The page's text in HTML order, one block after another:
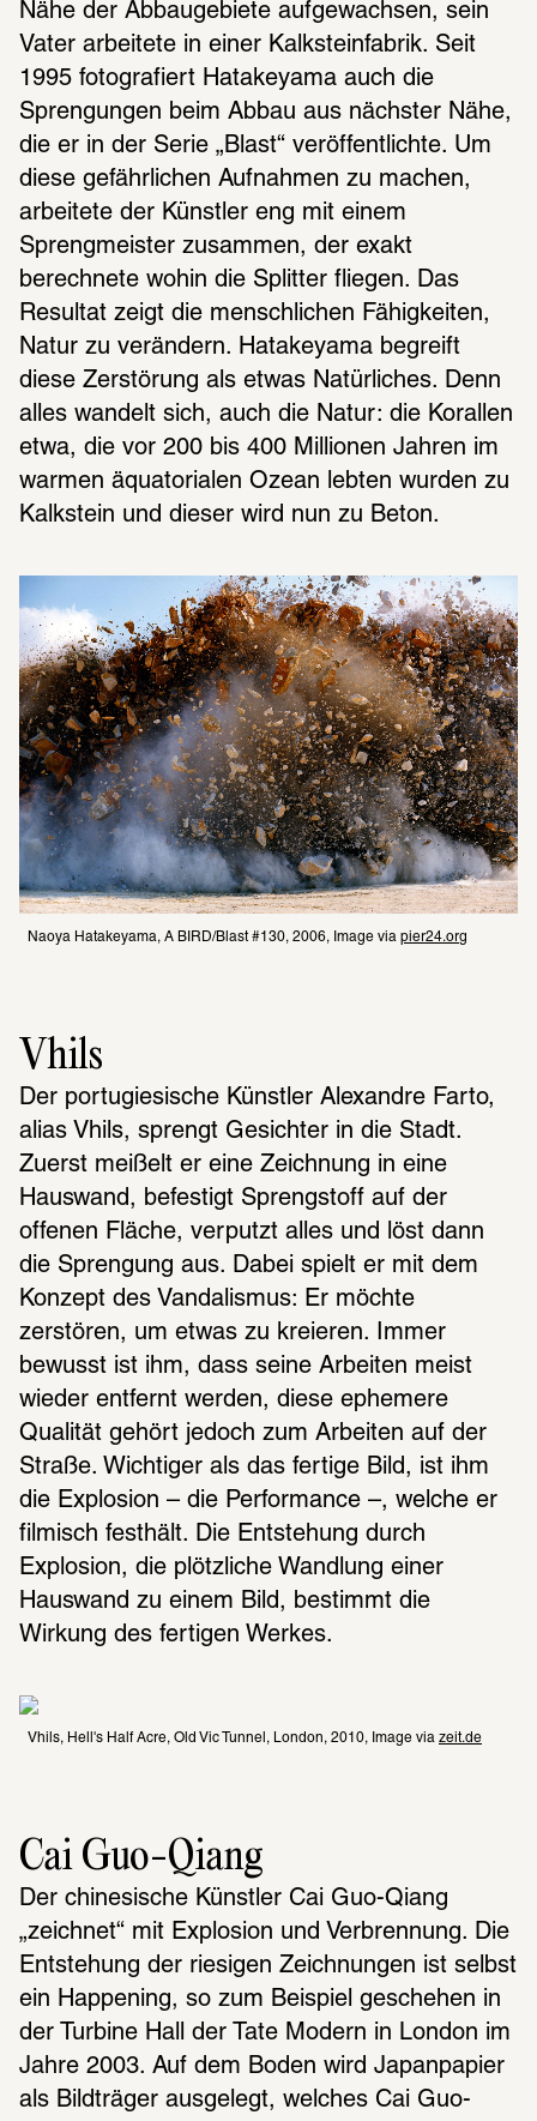
Nähe der Abbaugebiete aufgewachsen, sein
Vater arbeitete in einer Kalksteinfabrik. Seit
1995 fotografiert Hatakeyama auch die
Sprengungen beim Abbau aus nächster Nähe,
die er in der Serie „Blast“ veröffentlichte. Um
diese gefährlichen Aufnahmen zu machen,
arbeitete der Künstler eng mit einem
Sprengmeister zusammen, der exakt
berechnete wohin die Splitter fliegen. Das
Resultat zeigt die menschlichen Fähigkeiten,
Natur zu verändern. Hatakeyama begreift
diese Zerstörung als etwas Natürliches. Denn
alles wandelt sich, auch die Natur: die Korallen
etwa, die vor 200 bis 400 Millionen Jahren im
warmen äquatorialen Ozean lebten wurden zu
Kalkstein und dieser wird nun zu Beton.
Naoya Hatakeyama, A BIRD/Blast #130, 2006, Image via pier24.org
Vhils
Der portugiesische Künstler Alexandre Farto,
alias Vhils, sprengt Gesichter in die Stadt.
Zuerst meißelt er eine Zeichnung in eine
Hauswand, befestigt Sprengstoff auf der
offenen Fläche, verputzt alles und löst dann
die Sprengung aus. Dabei spielt er mit dem
Konzept des Vandalismus: Er möchte
zerstören, um etwas zu kreieren. Immer
bewusst ist ihm, dass seine Arbeiten meist
wieder entfernt werden, diese ephemere
Qualität gehört jedoch zum Arbeiten auf der
Straße. Wichtiger als das fertige Bild, ist ihm
die Explosion – die Performance –, welche er
filmisch festhält. Die Entstehung durch
Explosion, die plötzliche Wandlung einer
Hauswand zu einem Bild, bestimmt die
Wirkung des fertigen Werkes.
Vhils, Hell's Half Acre, Old Vic Tunnel, London, 2010, Image via zeit.de
Cai Guo-Qiang
Der chinesische Künstler Cai Guo-Qiang
„zeichnet“ mit Explosion und Verbrennung. Die
Entstehung der riesigen Zeichnungen ist selbst
ein Happening, so zum Beispiel geschehen in
der Turbine Hall der Tate Modern in London im
Jahre 2003. Auf dem Boden wird Japanpapier
als Bildträger ausgelegt, welches Cai Guo-